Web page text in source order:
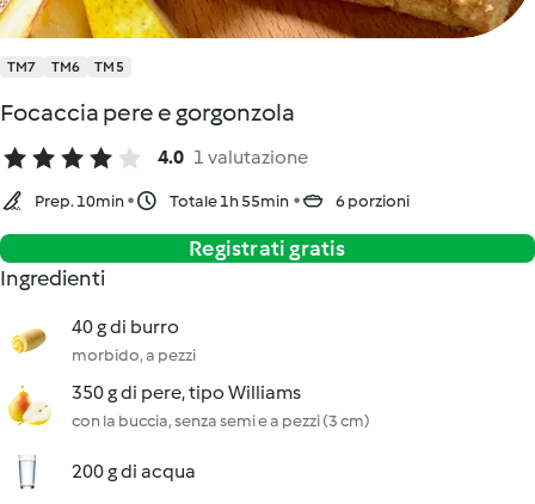
TM7 TM6 TM5
Focaccia pere e gorgonzola
4.0 1 valutazione
Prep. 10min Totale 1h 55min 6 porzioni
Registrati gratis
Ingredienti
40 g di burro
morbido, a pezzi
350 g di pere, tipo Williams
con la buccia, senza semi e a pezzi (3 cm)
200 g di acqua